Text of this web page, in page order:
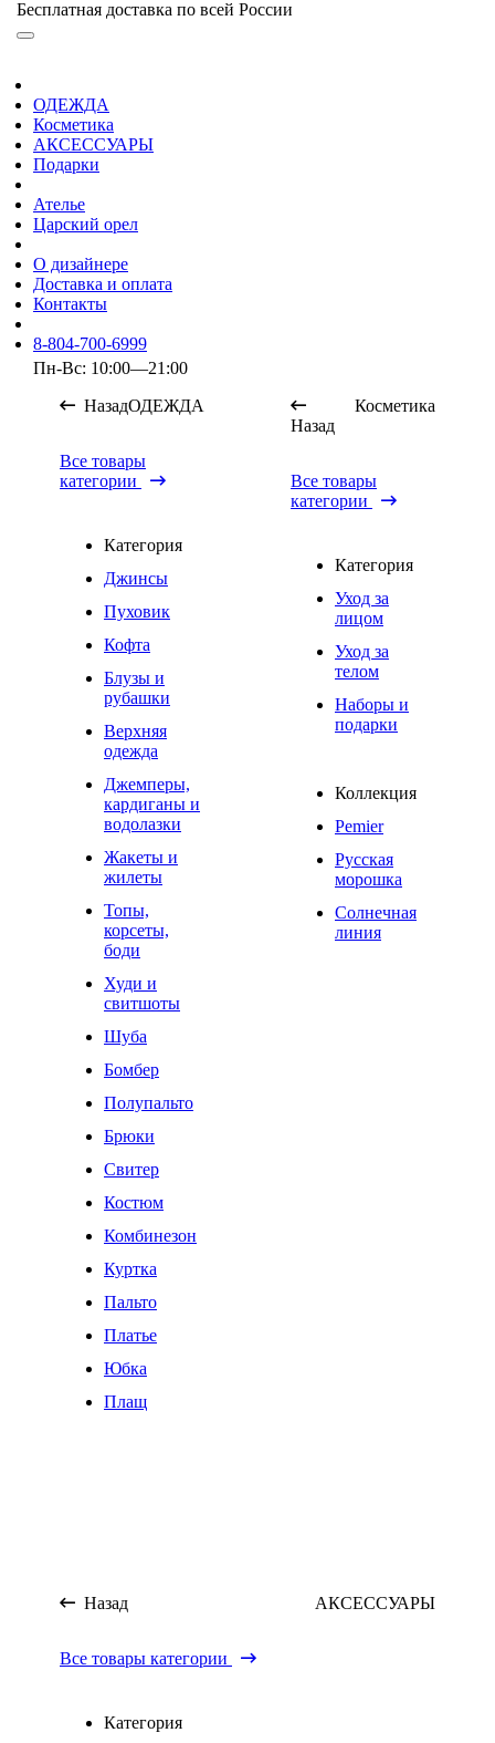
Бесплатная доставка по всей России
ОДЕЖДА
Косметика
АКСЕССУАРЫ
Подарки
Ателье
Царский орел
О дизайнере
Доставка и оплата
Контакты
8-804-700-6999
Пн-Вс: 10:00—21:00
НазадОДЕЖДА
Все товары
категории
Категория
Джинсы
Пуховик
Кофта
Блузы и
рубашки
Верхняя
одежда
Джемперы,
кардиганы и
водолазки
Жакеты и
жилеты
Топы,
корсеты,
боди
Худи и
свитшоты
Шуба
Бомбер
Полупальто
Брюки
Свитер
Костюм
Комбинезон
Куртка
Пальто
Платье
Юбка
Плащ
Назад
Косметика
Все товары
категории
Категория
Уход за
лицом
Уход за
телом
Наборы и
подарки
Коллекция
Pemier
Русская
морошка
Солнечная
линия
Назад АКСЕССУАРЫ
Все товары категории
Категория